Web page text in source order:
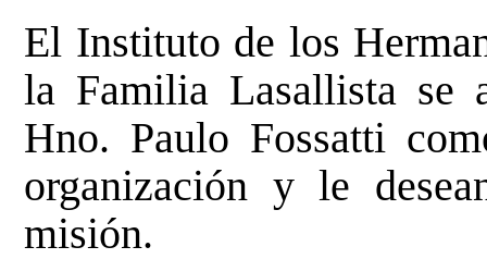
El Instituto de los
la Familia Lasallista se
Hno. Paulo Fossatti
organización y le
misión.